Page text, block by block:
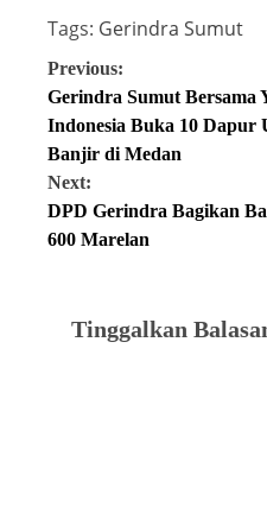
Tags: Gerindra Sumut
Previous:
Gerindra Sumut Bersama
Indonesia Buka 10 Dapur
Banjir di Medan
Next:
DPD Gerindra Bagikan
600 Marelan
Tinggalkan